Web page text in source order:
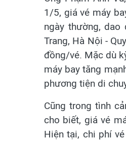
1/5, giá vé máy
ngày thường,
Trang, Hà Nội -
đồng/vé. Mặc dù
máy bay tăng
phương tiện di
Cũng trong tình
cho biết, giá vé
Hiện tại, chi phí